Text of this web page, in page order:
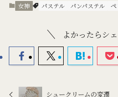
女神 パステル パンパステル ペ
よかったらシ
シュークリームの変遷